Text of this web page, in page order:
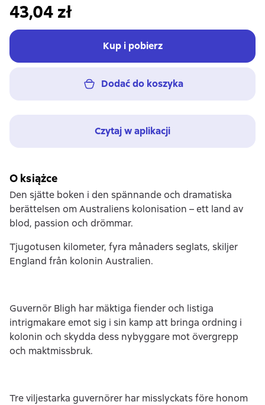
43,04 zł
Kup i pobierz
Dodać do koszyka
Czytaj w aplikacji
O książce
Den sjätte boken i den spännande och dramatiska
berättelsen om Australiens kolonisation – ett land av
blod, passion och drömmar.
Tjugotusen kilometer, fyra månaders seglats, skiljer
England från kolonin Australien.
Guvernör Bligh har mäktiga fiender och listiga
intrigmakare emot sig i sin kamp att bringa ordning i
kolonin och skydda dess nybyggare mot övergrepp
och maktmissbruk.
Tre viljestarka guvernörer har misslyckats före honom